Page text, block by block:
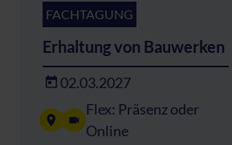
FACHTAGUNG
Erhaltung von Bauwerken
02.03.2027
Flex: Präsenz oder
Online